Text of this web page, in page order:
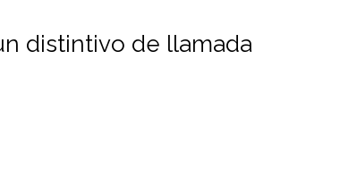
distintivo de llamada